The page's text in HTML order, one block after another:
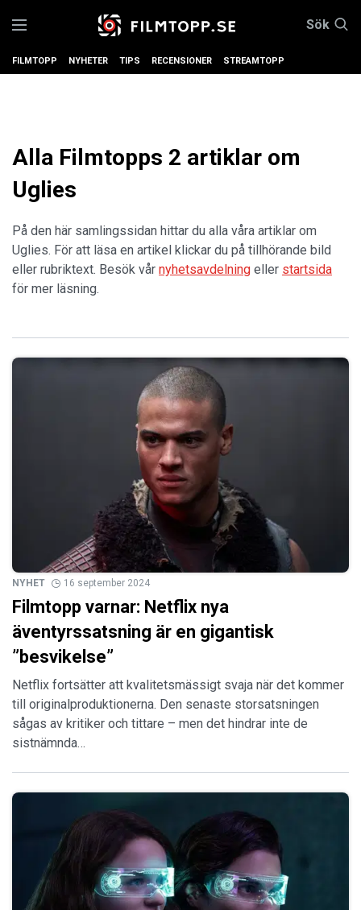
Sök
FILMTOPP NYHETER TIPS RECENSIONER STREAMTOPP
Alla Filmtopps 2 artiklar om
Uglies
På den här samlingssidan hittar du alla våra artiklar om
Uglies. För att läsa en artikel klickar du på tillhörande bild
eller rubriktext. Besök vår nyhetsavdelning eller startsida
för mer läsning.
NYHET 16 september 2024
Filmtopp varnar: Netflix nya
äventyrssatsning är en gigantisk
”besvikelse”
Netflix fortsätter att kvalitetsmässigt svaja när det kommer
till originalproduktionerna. Den senaste storsatsningen
sågas av kritiker och tittare – men det hindrar inte de
sistnämnda…